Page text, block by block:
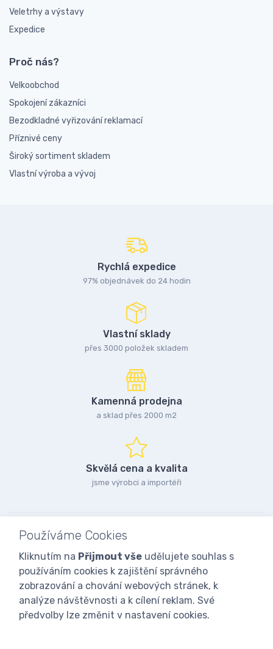
Veletrhy a výstavy
Expedice
Proč nás?
Velkoobchod
Spokojení zákazníci
Bezodkladné vyřizování reklamací
Příznivé ceny
Široký sortiment skladem
Vlastní výroba a vývoj
Rychlá expedice
97% objednávek do 24 hodin
Vlastní sklady
přes 3000 položek skladem
Kamenná prodejna
a sklad přes 2000 m2
Skvělá cena a kvalita
jsme výrobci a importéři
Používáme Cookies
Kliknutím na Přijmout vše udělujete souhlas s
používáním cookies k zajištění správného
zobrazování a chování webových stránek, k
analýze návštěvnosti a k cílení reklam. Své
předvolby lze změnit v nastavení cookies.